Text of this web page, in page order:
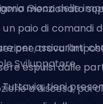
menzionato
paio di comandi
per assicurarti
espulsi dalle
tieni
Gioco delle
trova
Sviluppatore.
a discesa, poi